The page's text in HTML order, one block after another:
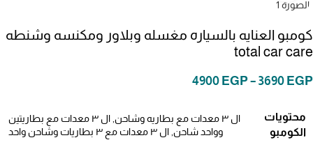
كومبو العنايه بالسياره مغسله وبلاور ومكنسه وشنطه
total car care
3690 EGP
–
4900 EGP
محتويات
الكومبو
ال ٣ معدات مع بطاريه وشاحن
ال ٣ معدات مع بطاريتين
وواحد شاحن ال ٣ معدات مع ٣ بطاريات وشاحن واحد